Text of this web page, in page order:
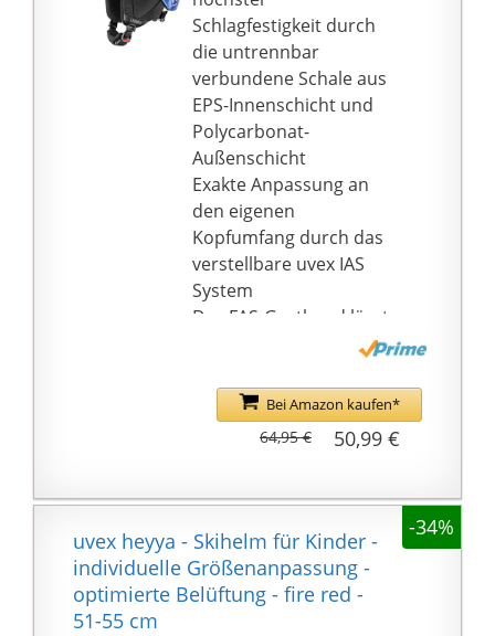
Schlagfestigkeit durch
die untrennbar
verbundene Schale aus
EPS-Innenschicht und
Polycarbonat-
Außenschicht
Exakte Anpassung an
den eigenen
Kopfumfang durch das
verstellbare uvex IAS
System
Das FAS-Gurtband lässt
eigene Kopfform
anpassen
Einhändiges Öffnen des
anatomisch geformten
Komfortverschluss
uvex monomatic
Klug konzipierte
Lüftungskanäle führen
Bei Amazon kaufen*
50,99 €
64,95 €
-34%
uvex heyya - Skihelm für Kinder -
individuelle Größenanpassung -
optimierte Belüftung - fire red -
51-55 cm